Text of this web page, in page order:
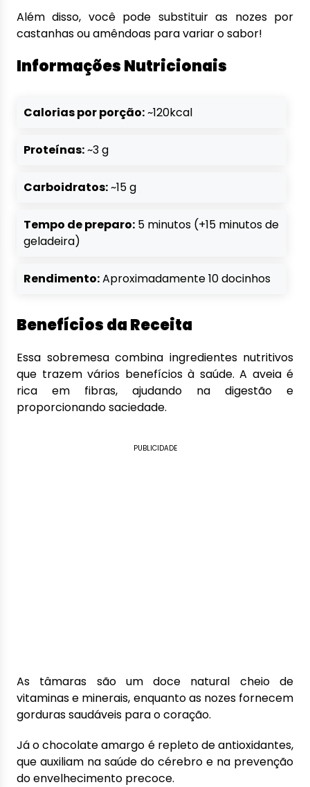
Além disso, você pode substituir as nozes por
castanhas ou amêndoas para variar o sabor!
Informações Nutricionais
Calorias por porção:~120kcal
Proteínas:~3 g
Carboidratos:~15 g
Tempo de preparo: 5 minutos (+15 minutos de
geladeira)
Rendimento:Aproximadamente 10 docinhos
Benefícios da Receita
Essa sobremesa combina ingredientes nutritivos
que trazem vários benefícios à saúde. A aveia é
rica em fibras, ajudando na digestão e
proporcionando saciedade.
PUBLICIDADE
As tâmaras são um doce natural cheio de
vitaminas e minerais, enquanto as nozes fornecem
gorduras saudáveis ​​para o coração.
Já o chocolate amargo é repleto de antioxidantes,
que auxiliam na saúde do cérebro e na prevenção
do envelhecimento precoce.